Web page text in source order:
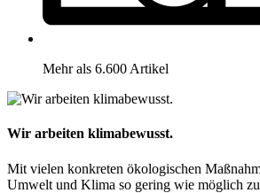
Mehr als 6.600 Artikel
Wir arbeiten klimabewusst.
Mit vielen konkreten ökologischen
Umwelt und Klima so gering wie möglich zu